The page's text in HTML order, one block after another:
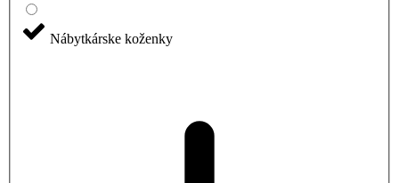
Nábytkárske koženky